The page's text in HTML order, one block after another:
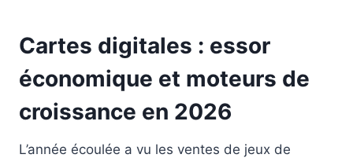
Cartes digitales : essor
économique et moteurs de
croissance en 2026
L’année écoulée a vu les ventes de jeux de